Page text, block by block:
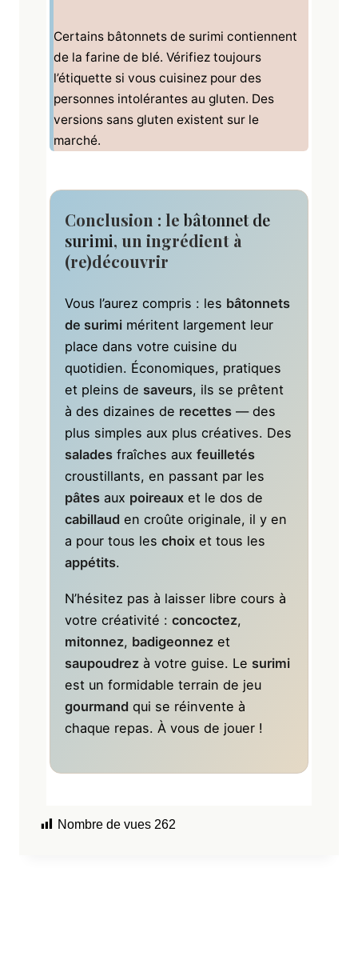
Certains bâtonnets de surimi contiennent
de la farine de blé. Vérifiez toujours
l’étiquette si vous cuisinez pour des
personnes intolérantes au gluten. Des
versions sans gluten existent sur le
marché.
Conclusion : lebâtonnet de
surimi, un ingrédient à
(re)découvrir
Vous l’aurez compris : les bâtonnets
de surimi méritent largement leur
place dans votre cuisine du
quotidien. Économiques, pratiques
et pleins de saveurs, ils se prêtent
à des dizaines de recettes — des
plus simples aux plus créatives. Des
salades fraîches aux feuilletés
croustillants, en passant par les
pâtes aux poireaux et le dos de
cabillaud en croûte originale, il y en
a pour tous les choix et tous les
appétits.
N’hésitez pas à laisser libre cours à
votre créativité : concoctez,
mitonnez, badigeonnez et
saupoudrez à votre guise. Le surimi
est un formidable terrain de jeu
gourmand qui se réinvente à
chaque repas. À vous de jouer !
Nombre de vues 262